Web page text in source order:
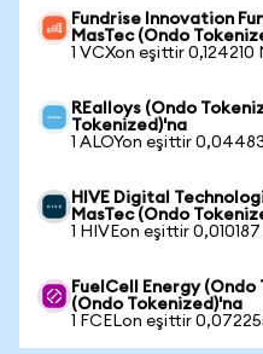
Fundrise Innovation
MasTec (Ondo
1 VCXon eşittir 0,124210
REalloys (Ondo
Tokenized)'na
1 ALOYon eşittir
HIVE Digital
MasTec (Ondo
1 HIVEon eşittir
FuelCell Energy
(Ondo Tokenized)'na
1 FCELon eşittir